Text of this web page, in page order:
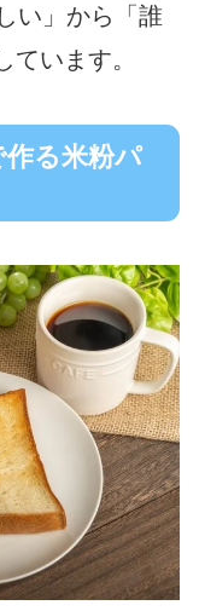
い」から「誰
います。
る米粉パ